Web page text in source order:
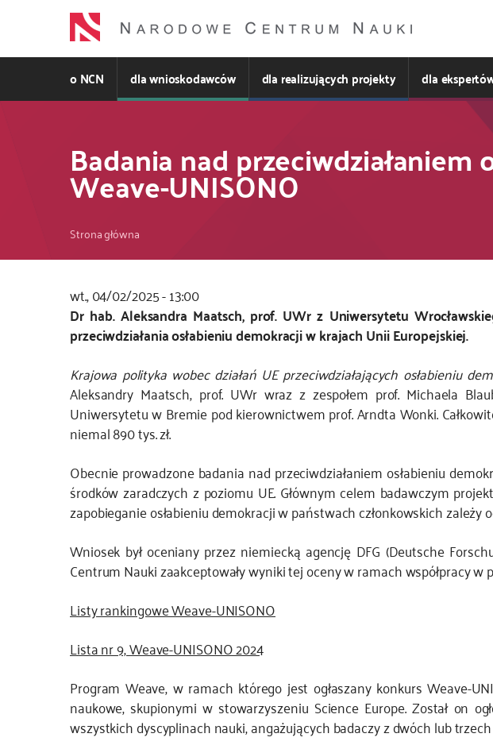
o NCN dla wnioskodawców dla realizujących projekty dla
Badania nad
Weave-UNISONO
Ścieżka
nawigacyjna
Strona główna
wt., 04/02/2025 - 13:00
Kod
CSS
JS
Dr hab. Aleksandra Maatsch, prof. UWr z Uniwersytetu
przeciwdziałania osłabieniu demokracji w krajach Unii Europejskiej.
Krajowa polityka wobec działań UE przeciwdziałających osłabieniu
Aleksandry Maatsch, prof. UWr wraz z zespołem prof. Michaela
Uniwersytetu w Bremie pod kierownictwem prof. Arndta Wonki.
niemal 890 tys. zł.
Obecnie prowadzone badania nad przeciwdziałaniem osłabieniu
środków zaradczych z poziomu UE. Głównym celem badawczym
zapobieganie osłabieniu demokracji w państwach członkowskich zależy
Wniosek był oceniany przez niemiecką agencję DFG (Deutsche
Centrum Nauki zaakceptowały wyniki tej oceny w ramach współpracy w
Listy rankingowe Weave-UNISONO
Lista nr 9, Weave-UNISONO 2024
Program Weave, w ramach którego jest ogłaszany konkurs Weave-
naukowe, skupionymi w stowarzyszeniu Science Europe. Został on
wszystkich dyscyplinach nauki, angażujących badaczy z dwóch lub